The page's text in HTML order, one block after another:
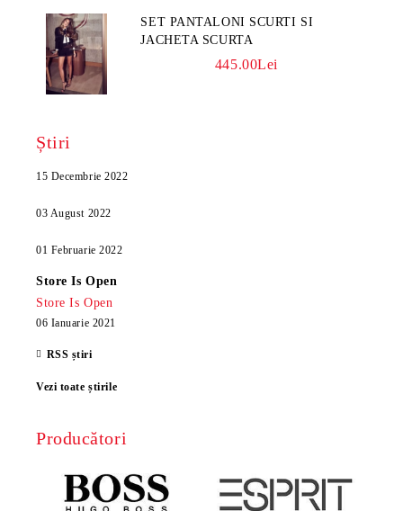
SET PANTALONI SCURTI SI
JACHETA SCURTA
445.00Lei
Știri
15 Decembrie 2022
03 August 2022
01 Februarie 2022
Store Is Open
Store Is Open
06 Ianuarie 2021
RSS știri
Vezi toate știrile
Producători